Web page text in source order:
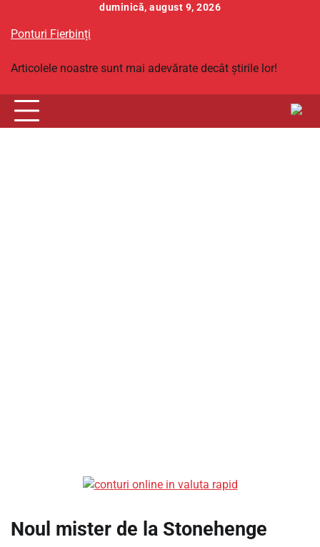
content
duminică, august 9, 2026
Ponturi Fierbinți
Articolele noastre sunt mai adevărate decât știrile lor!
Noul mister de la Stonehenge